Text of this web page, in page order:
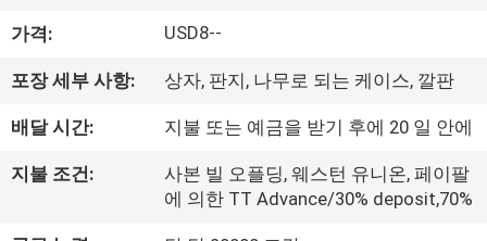
우
리
에
대
가격: USD8--
포장 세부 사항: 상자, 판지, 나무로 되는 케이스, 깔판
배달 시간: 지불 또는 예금을 받기 후에 20 일 안에
지불 조건:
사본 빌 오플딩, 웨스턴 유니온, 페이팔
에 의한 TT Advance/30% deposit,70%